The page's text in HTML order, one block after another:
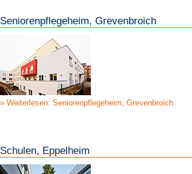
Seniorenpflegeheim, Grevenbroich
Weiterlesen: Seniorenpflegeheim, Grevenbroich
Schulen, Eppelheim